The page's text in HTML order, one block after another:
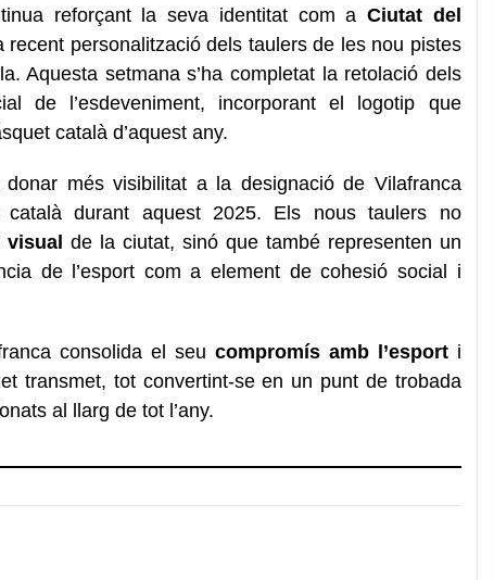
reforçant la seva identitat com a Ciutat del
personalització dels taulers de les nou pistes
Aquesta setmana s’ha completat la retolació dels
de l’esdeveniment, incorporant el logotip que
català d’aquest any.
més visibilitat a la designació de Vilafranca
durant aquest 2025. Els nous taulers no
visual de la ciutat, sinó que també representen un
de l’esport com a element de cohesió social i
consolida el seu compromís amb l’esporti
transmet, tot convertint-se en un punt de trobada
al llarg de tot l’any.